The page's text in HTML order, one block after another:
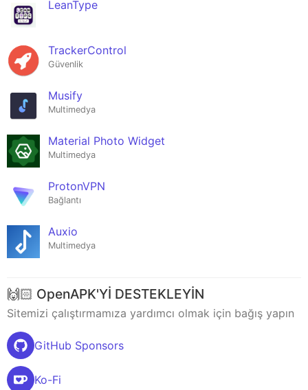
LeanType
TrackerControl
Güvenlik
Musify
Multimedya
Material Photo Widget
Multimedya
ProtonVPN
Bağlantı
Auxio
Multimedya
🙌🏻 OpenAPK'Yİ DESTEKLEYİN
Sitemizi çalıştırmamıza yardımcı olmak için bağış yapın
GitHub Sponsors
Ko-Fi